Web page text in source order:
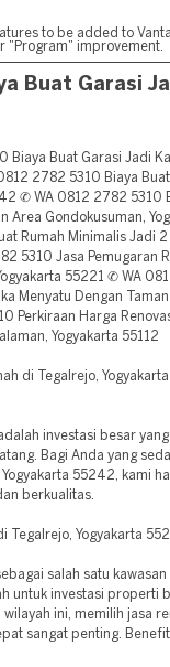
to be added to
"Program" improvement.
Buat Garasi
Biaya Buat Garasi Jadi
2782 5310 Biaya
✆ WA 0812 2782 5310
Area Gondokusuman,
Rumah Minimalis Jadi 2
5310 Jasa Pemugaran
55221 ✆ WA
Menyatu Dengan
Perkiraan Harga
Yogyakarta 55112
di Tegalrejo,
investasi besar
Bagi Anda yang
55242, kami
berkualitas.
Tegalrejo, Yogyakarta
salah satu
untuk investasi properti
ini, memilih jasa
sangat penting.